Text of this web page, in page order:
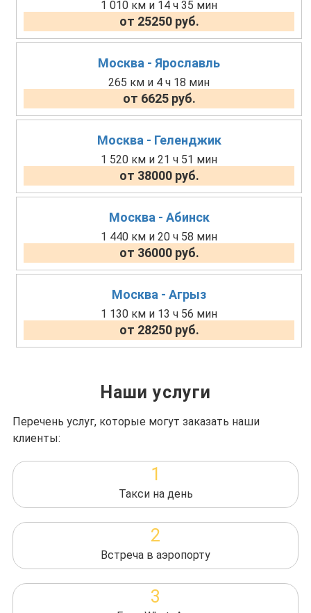
1 010 км и 14 ч 35 мин
от 25250 руб.
Москва - Ярославль
265 км и 4 ч 18 мин
от 6625 руб.
Москва - Геленджик
1 520 км и 21 ч 51 мин
от 38000 руб.
Москва - Абинск
1 440 км и 20 ч 58 мин
от 36000 руб.
Москва - Агрыз
1 130 км и 13 ч 56 мин
от 28250 руб.
Наши услуги
Перечень услуг, которые могут заказать наши
клиенты:
1
Такси на день
2
Встреча в аэропорту
3